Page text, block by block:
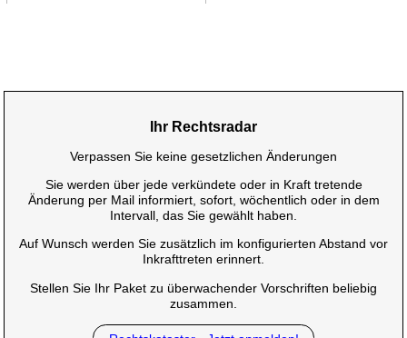
Ihr Rechtsradar
Verpassen Sie keine gesetzlichen Änderungen
Sie werden über jede verkündete oder in Kraft tretende
Änderung per Mail informiert, sofort, wöchentlich oder in dem
Intervall, das Sie gewählt haben.
Auf Wunsch werden Sie zusätzlich im konfigurierten Abstand vor
Inkrafttreten erinnert.
Stellen Sie Ihr Paket zu überwachender Vorschriften beliebig
zusammen.